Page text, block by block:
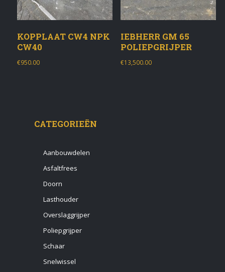
KOPPLAAT CW4 NPK
CW40
€950.00
IEBHERR GM 65
POLIEPGRIJPER
€13,500.00
CATEGORIEËN
Aanbouwdelen
Asfaltfrees
Doorn
Lasthouder
Overslaggrijper
Poliepgrijper
Schaar
Snelwissel